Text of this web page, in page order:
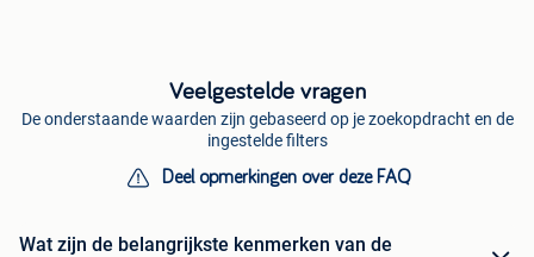
Veelgestelde vragen
De onderstaande waarden zijn gebaseerd op je zoekopdracht en de
ingestelde filters
Deel opmerkingen over deze FAQ
Wat zijn de belangrijkste kenmerken van de